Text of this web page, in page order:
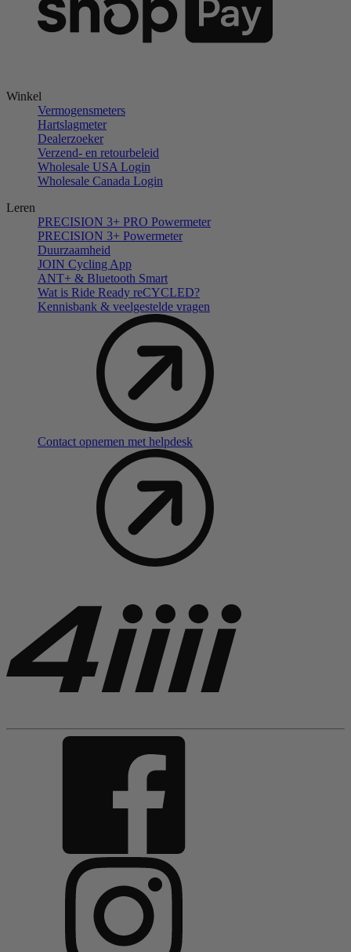
Winkel
Vermogensmeters
Hartslagmeter
Dealerzoeker
Verzend- en retourbeleid
Wholesale USA Login
Wholesale Canada Login
Leren
PRECISION 3+ PRO Powermeter
PRECISION 3+ Powermeter
Duurzaamheid
JOIN Cycling App
ANT+ & Bluetooth Smart
Wat is Ride Ready reCYCLED?
Kennisbank & veelgestelde vragen
Contact opnemen met helpdesk